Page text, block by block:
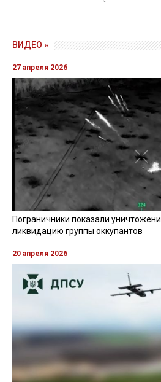
законопроект Разумкова о
декларирования
ВЕРХОВНАЯ
ВИДЕО »
27 апреля 2026
Пограничники показали